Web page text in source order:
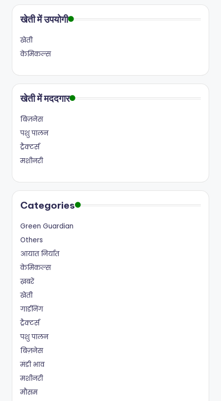
खेती में उपयोगी
खेती
केमिकल्स
खेती में मददगार
बिज़नेस
पशु पालन
ट्रैक्टर्स
मशीनरी
Categories
Green Guardian
Others
आयात निर्यात
केमिकल्स
ख़बरें
खेती
गार्डनिंग
ट्रैक्टर्स
पशु पालन
बिज़नेस
मंडी भाव
मशीनरी
मौसम